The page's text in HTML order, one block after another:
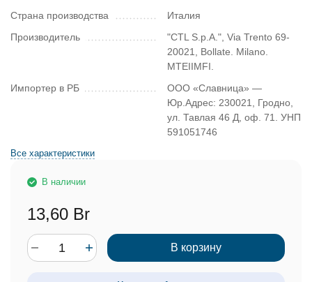
Страна производства
Италия
Производитель
"CTL S.p.A.", Via Trento 69-
20021, Bollate. Milano.
MTEIIMFI.
Импортер в РБ
ООО «Славница» —
Юр.Адрес: 230021, Гродно,
ул. Тавлая 46 Д, оф. 71. УНП
591051746
Все характеристики
В наличии
13,60 Br
В корзину